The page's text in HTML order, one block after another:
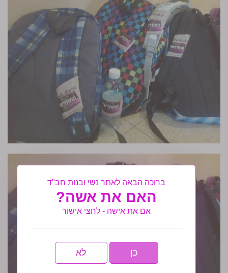
ברוכה הבאה לאתר נשי ובנות חב"ד
האם את אשה?
אם את אישה - לחצי אישור
כן לא